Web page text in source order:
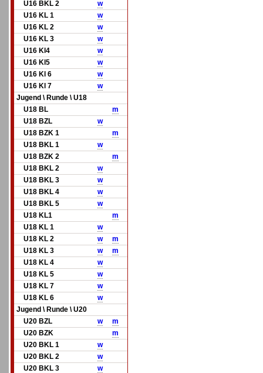
U16 BKL 2
w
U16 KL 1
w
U16 KL 2
w
U16 KL 3
w
U16 Kl4
w
U16 Kl5
w
U16 Kl 6
w
U16 Kl 7
w
Jugend \ Runde \ U18
U18 BL
m
U18 BZL
w
U18 BZK 1
m
U18 BKL 1
w
U18 BZK 2
m
U18 BKL 2
w
U18 BKL 3
w
U18 BKL 4
w
U18 BKL 5
w
U18 KL1
m
U18 KL 1
w
U18 KL 2
w
m
U18 KL 3
w
m
U18 KL 4
w
U18 KL 5
w
U18 KL 7
w
U18 KL 6
w
Jugend \ Runde \ U20
U20 BZL
w
m
U20 BZK
m
U20 BKL 1
w
U20 BKL 2
w
U20 BKL 3
w